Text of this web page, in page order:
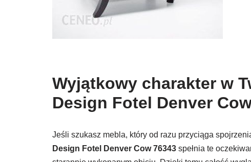
Wyjątkowy charakter w
Design Fotel Denver
Jeśli szukasz mebla, który od razu przyciąga
Design Fotel Denver Cow 76343 spełnia te